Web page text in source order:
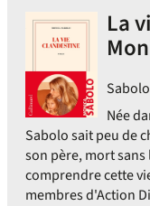
La
Née
Sabolo sait peu de
son père, mort
comprendre cette
membres d'Action